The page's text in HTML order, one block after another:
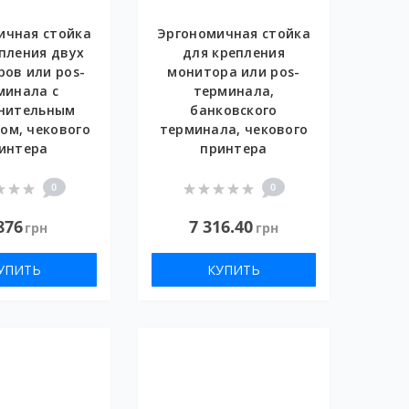
стойка
двух
или pos-
с
чекового
0
грн
Эргономичная стойка
для крепления
монитора или pos-
терминала,
банковского
терминала, чекового
принтера
0
7 316.40 грн
КУПИТЬ